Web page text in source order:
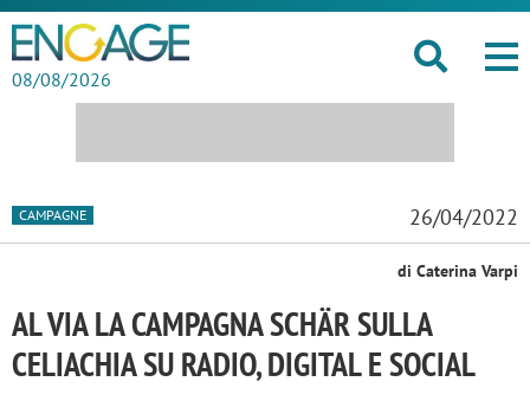
08/08/2026
CAMPAGNE 26/04/2022
di Caterina Varpi
AL VIA LA CAMPAGNA SCHÄR SULLA
CELIACHIA SU RADIO, DIGITAL E SOCIAL